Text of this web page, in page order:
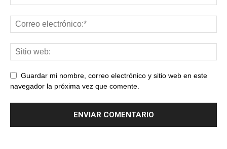
Guardar mi nombre, correo electrónico y sitio web en este
navegador la próxima vez que comente.